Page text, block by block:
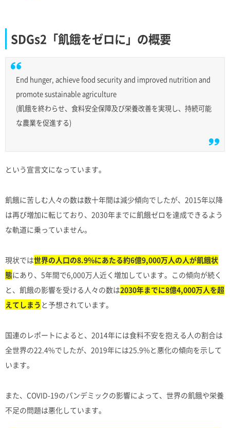
SDGs2「飢餓をゼロに」の概要
End hunger, achieve food security and improved nutrition and
promote sustainable agriculture
(飢餓を終わらせ、食料安全保障及び栄養改善を実現し、持続可能
な農業を促進する)
という宣言文になっています。
飢餓に苦しむ人々の数は数十年間は減少傾向でしたが、2015年以降
は再び増加に転じており、2030年までに飢餓ゼロを達成できるよう
な軌道に乗っていません。
現状では世界の人口の8.9%にあたる約6億9,000万人の人が飢餓状
態にあり、5年間で6,000万人近く増加しています。この傾向が続く
と、飢餓の影響を受ける人々の数は2030年までに8億4,000万人を超
えてしまう と予想されています。
国連のレポートによると、2014年には食料不安を抱える人の割合は
全世界の22.4%でしたが、2019年には25.9%と悪化の傾向を示して
います。
また、COVID-19のパンデミックの影響によって、世界の飢餓や栄養
不足の問題は悪化しています。